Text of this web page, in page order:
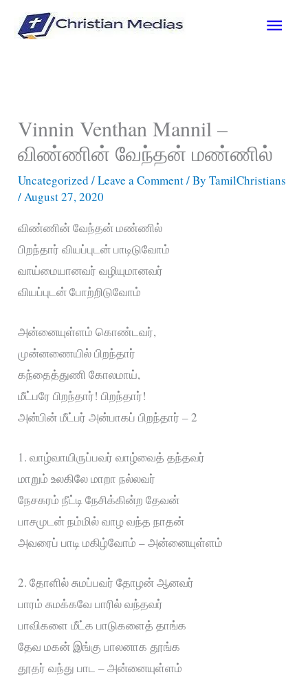
Main
Vinnin Venthan Mannil –
விண்ணின் வேந்தன் மண்ணில்
Uncategorized /Leave a Comment/ ByTamilChristians
/ August 27, 2020
விண்ணின் வேந்தன் மண்ணில்
பிறந்தார் வியப்புடன் பாடிடுவோம்
வாய்மையானவர் வழியுமானவர்
வியப்புடன் போற்றிடுவோம்
அன்னையுள்ளம் கொண்டவர்,
முன்னணையில் பிறந்தார்
கந்தைத்துணி கோலமாய்,
மீட்பரே பிறந்தார்! பிறந்தார்!
அன்பின் மீட்பர் அன்பாகப் பிறந்தார் – 2
1. வாழ்வாயிருப்பவர் வாழ்வைத் தந்தவர்
மாறும் உலகிலே மாறா நல்லவர்
நேசகரம் நீட்டி நேசிக்கின்ற தேவன்
பாசமுடன் நம்மில் வாழ வந்த நாதன்
அவரைப் பாடி மகிழ்வோம் – அன்னையுள்ளம்
2. தோளில் சுமப்பவர் தோழன் ஆனவர்
பாரம் சுமக்கவே பாரில் வந்தவர்
பாவிகளை மீட்க பாடுகளைத் தாங்க
தேவ மகன் இங்கு பாலனாக தூங்க
தூதர் வந்து பாட – அன்னையுள்ளம்